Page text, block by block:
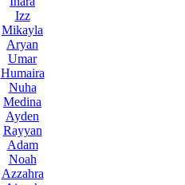
Izz
Mikayla
Aryan
Umar
Humaira
Nuha
Medina
Ayden
Rayyan
Adam
Noah
Azzahra